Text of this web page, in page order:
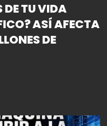
TU VIDA
ASÍ AFECTA
DE